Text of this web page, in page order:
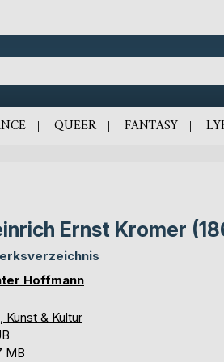
QUEER FANTASY
Ernst Kromer
Hoffmann
Kunst & Kultur
MB